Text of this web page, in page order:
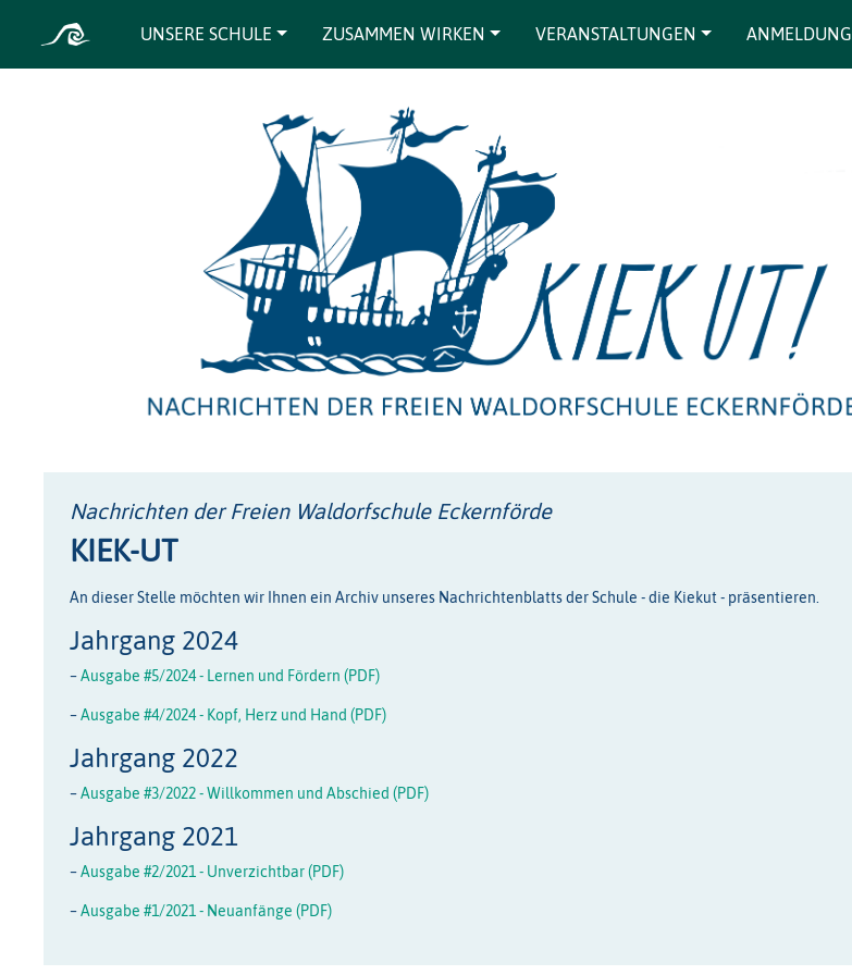
UNSERE SCHULE ZUSAMMEN WIRKEN VERANSTALTUNGEN ANMELDUNG
Nachrichten der Freien Waldorfschule Eckernförde
KIEK-UT
An dieser Stelle möchten wir Ihnen ein Archiv unseres Nachrichtenblatts der Schule - die Kiekut - präsentieren.
Jahrgang 2024
–Ausgabe #5/2024 - Lernen und Fördern (PDF)
–Ausgabe #4/2024 - Kopf, Herz und Hand (PDF)
Jahrgang 2022
–Ausgabe #3/2022 - Willkommen und Abschied (PDF)
Jahrgang 2021
–Ausgabe #2/2021 - Unverzichtbar (PDF)
–Ausgabe #1/2021 - Neuanfänge (PDF)